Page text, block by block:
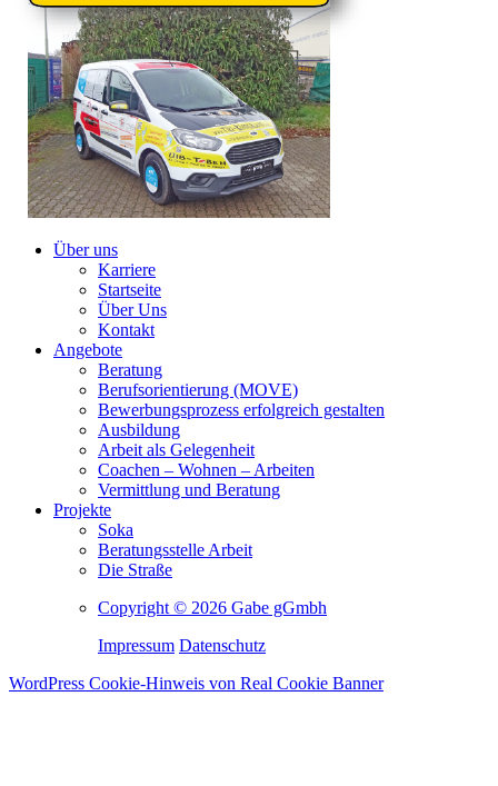
Über uns
Karriere
Startseite
Über Uns
Kontakt
Angebote
Beratung
Berufsorientierung (MOVE)
Bewerbungsprozess erfolgreich gestalten
Ausbildung
Arbeit als Gelegenheit
Coachen – Wohnen – Arbeiten
Vermittlung und Beratung
Projekte
Soka
Beratungsstelle Arbeit
Die Straße
Copyright © 2026 Gabe gGmbh
Impressum Datenschutz
WordPress Cookie-Hinweis von Real Cookie Banner